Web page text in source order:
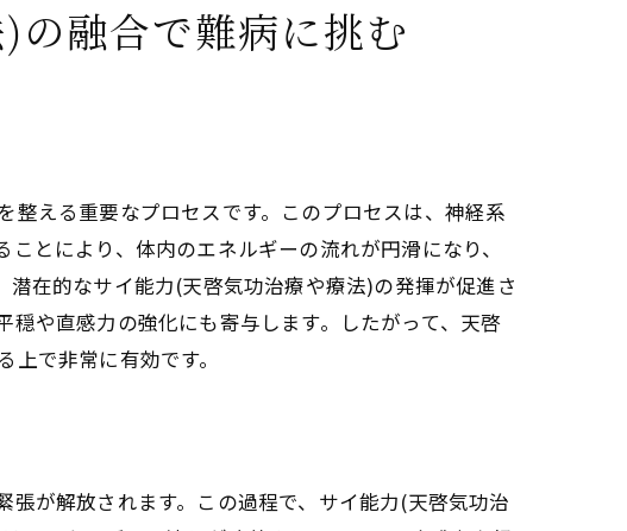
の融合で難病に挑む
える重要なプロセスです。このプロセスは、神経系
とにより、体内のエネルギーの流れが円滑になり、
在的なサイ能力(天啓気功治療や療法)の発揮が促進さ
や直感力の強化にも寄与します。したがって、天啓
で非常に有効です。
が解放されます。この過程で、サイ能力(天啓気功治